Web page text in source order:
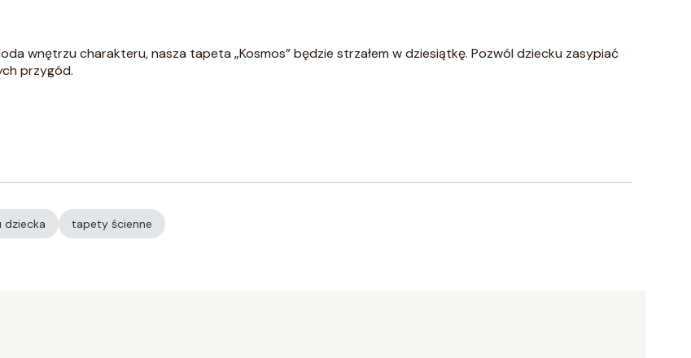
wnętrzu charakteru, nasza tapeta „Kosmos” będzie strzałem w dziesiątkę. Pozwól dziecku zasypiać
przygód.
dziecka tapety ścienne